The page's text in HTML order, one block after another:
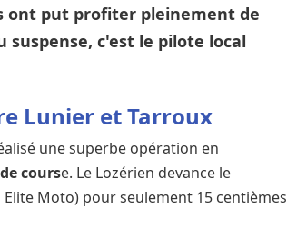
ont put profiter pleinement de
c'est le pilote local
Lunier et Tarroux
une superbe opération en
course. Le Lozérien devance le
Elite Moto) pour seulement 15 centièmes